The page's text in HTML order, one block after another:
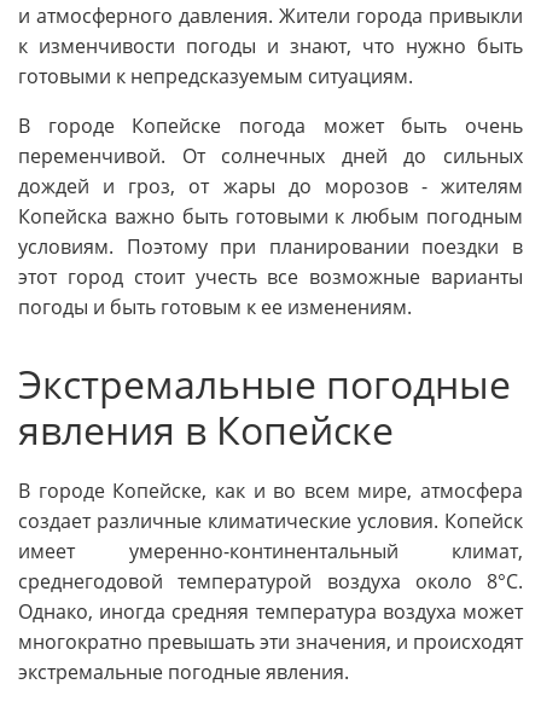
и атмосферного давления. Жители города привыкли
к изменчивости погоды и знают, что нужно быть
готовыми к непредсказуемым ситуациям.
В городе Копейске погода может быть очень
переменчивой. От солнечных дней до сильных
дождей и гроз, от жары до морозов - жителям
Копейска важно быть готовыми к любым погодным
условиям. Поэтому при планировании поездки в
этот город стоит учесть все возможные варианты
погоды и быть готовым к ее изменениям.
Экстремальные погодные
явления в Копейске
В городе Копейске, как и во всем мире, атмосфера
создает различные климатические условия. Копейск
имеет умеренно-континентальный климат,
среднегодовой температурой воздуха около 8°C.
Однако, иногда средняя температура воздуха может
многократно превышать эти значения, и происходят
экстремальные погодные явления.